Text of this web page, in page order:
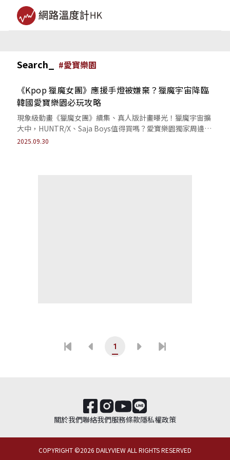
Search_ #愛寶樂園
《Kpop 獵魔女團》應援手燈被嫌棄？獵魔宇宙降臨
韓國愛寶樂園必玩攻略
現象級動畫《獵魔女團》續集、真人版計畫曝光！獵魔宇宙擴
大中，HUNTR/X、Saja Boys值得買嗎？愛寶樂園獨家周邊及
遊玩體驗一次看。
2025.09.30
1
關於我們聯絡我們服務條款隱私權政策
COPYRIGHT ©2026 DAILYVIEW ALL RIGHTS RESERVED